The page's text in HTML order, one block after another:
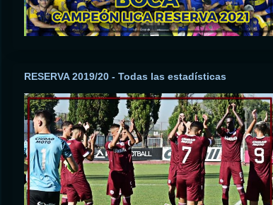
RESERVA 2019/20 - Todas las estadísticas